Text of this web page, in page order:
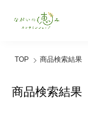
TOP 商品検索結果
商品検索結果